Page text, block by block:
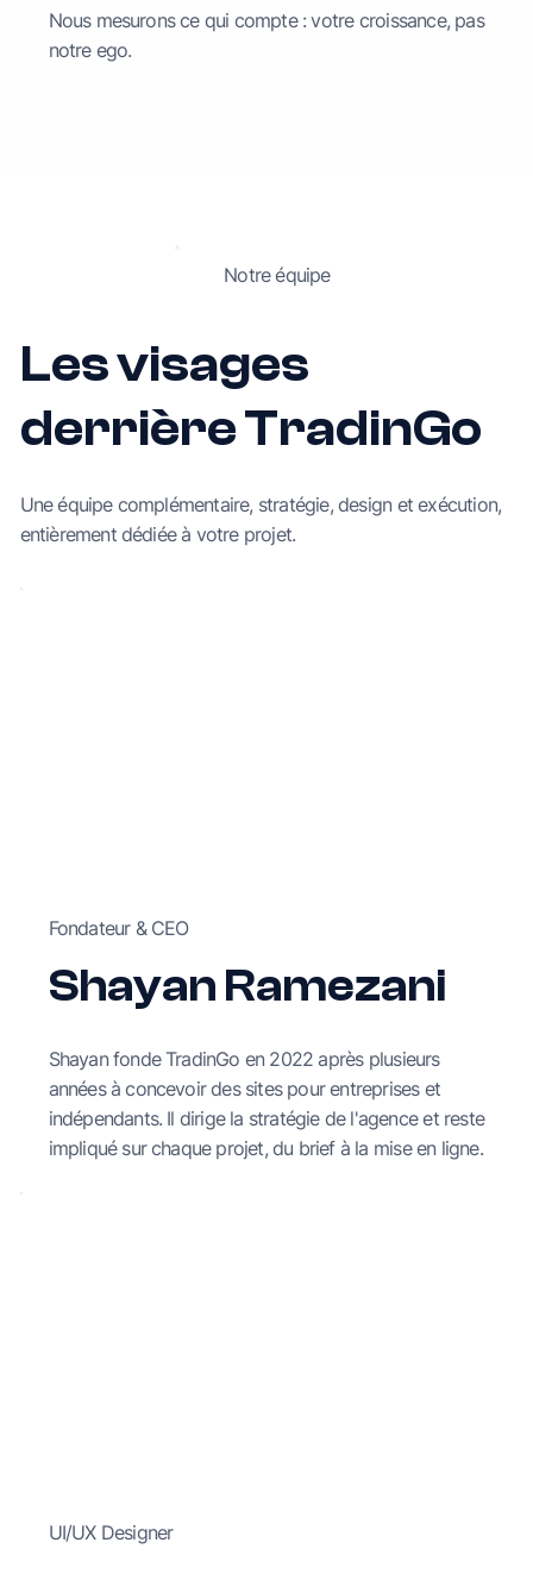
Nous mesurons ce qui compte : votre croissance, pas
notre ego.
Fondateur & CEO
Shayan Ramezani
Shayan fonde TradinGo en 2022 après plusieurs
années à concevoir des sites pour entreprises et
indépendants. Il dirige la stratégie de l'agence et reste
impliqué sur chaque projet, du brief à la mise en ligne.
UI/UX Designer
Notre équipe
Les visages
derrière TradinGo
Une équipe complémentaire, stratégie, design et exécution,
entièrement dédiée à votre projet.